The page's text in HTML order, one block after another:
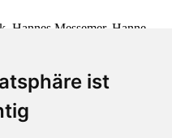
ist
Hannes Messemer, Hanne
Drehbuchprämie